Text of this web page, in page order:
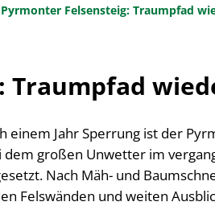
Pyrmonter Felsensteig: Traumpfad
Traumpfad
einem Jahr Sperrung ist der
großen Unwetter im
Nach Mäh- und
Felswänden und weiten